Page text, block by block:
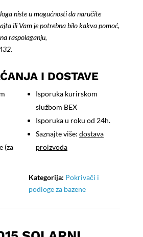
niste u mogućnosti da naručite
ili Vam je potrebna bilo kakva pomoć,
raspolaganju,
.
I DOSTAVE
(za
Isporuka kurirskom
službom BEX
Isporuka u roku od 24h.
Saznajte više: dostava
proizvoda
Kategorija: Pokrivači i
podloge za bazene